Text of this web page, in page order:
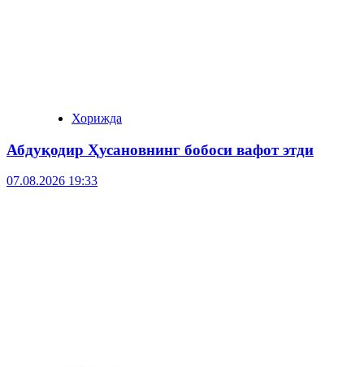
Хорижда
Абдуқодир Ҳусановнинг бобоси вафот этди
07.08.2026 19:33